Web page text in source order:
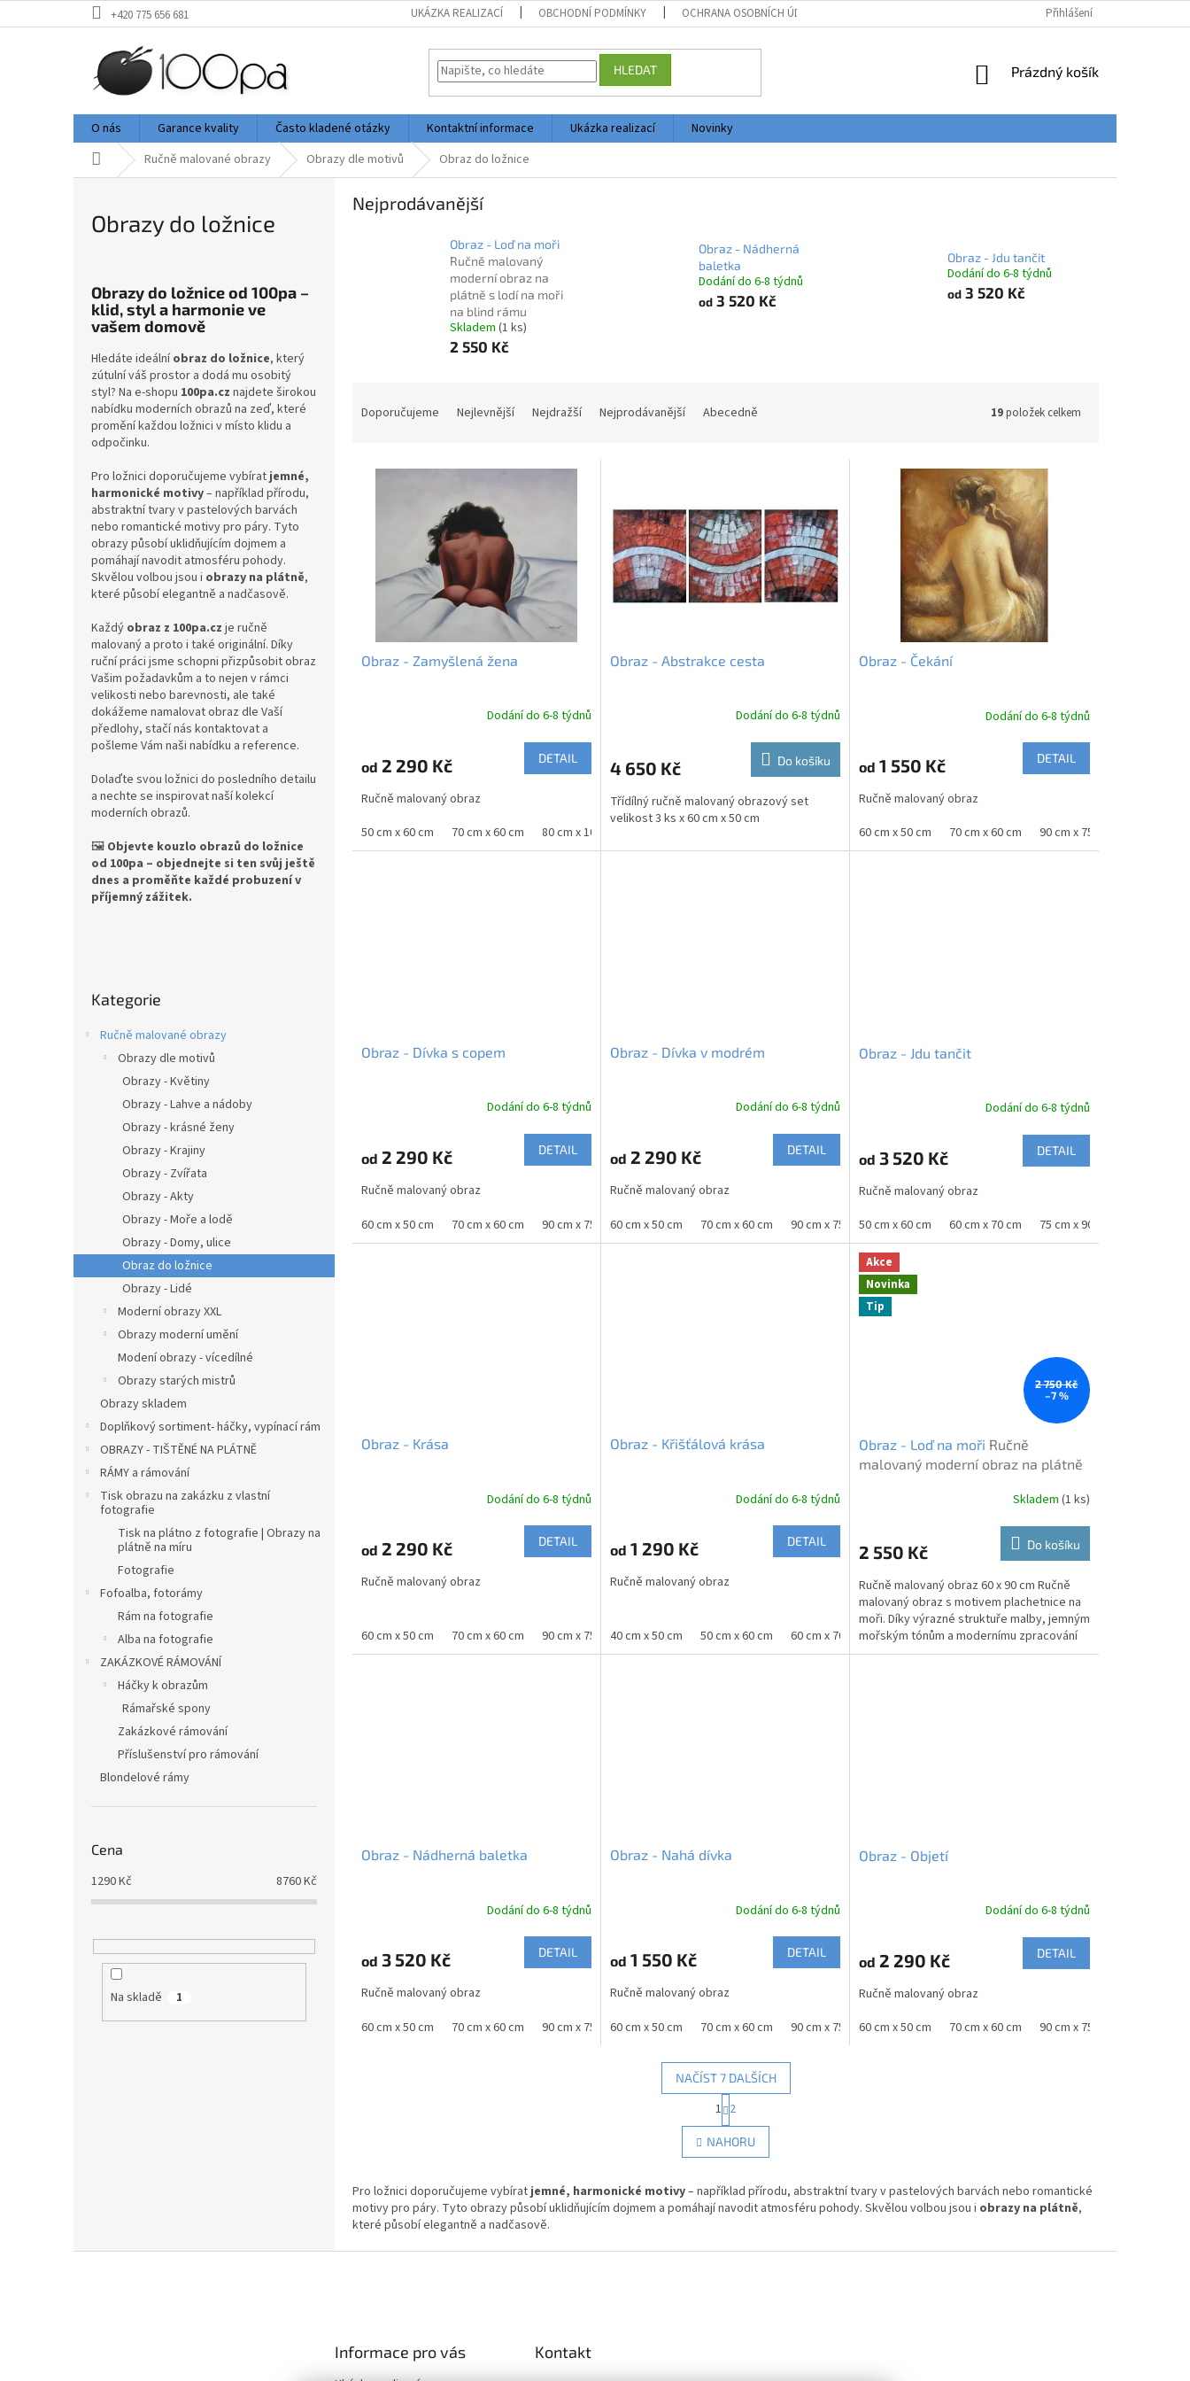
na
+420 775 656 681 UKÁZKA REALIZACÍ OBCHODNÍ PODMÍNKY OCHRANA OSOBNÍCH ÚDAJŮ Přihlášení
HLEDAT
NÁKUPNÍ
Prázdný košík
O nás Garance kvality Často kladené otázky Kontaktní informace Ukázka realizací
Novinky
Domů Ručně malované obrazy Obrazy dle motivů Obraz do ložnice
Obrazy do ložnice
Obrazy do ložnice od 100pa –
klid, styl a harmonie ve
vašem domově
Hledáte ideálníobraz do ložnice, který
zútulní váš prostor a dodá mu osobitý
styl? Na e-shopu 100pa.cz najdete širokou
nabídku moderních obrazů na zeď, které
promění každou ložnici v místo klidu a
odpočinku.
Pro ložnici doporučujeme vybírat jemné,
harmonické motivy– například přírodu,
abstraktní tvary v pastelových barvách
nebo romantické motivy pro páry. Tyto
obrazy působí uklidňujícím dojmem a
pomáhají navodit atmosféru pohody.
Skvělou volbou jsou i obrazy na plátně,
které působí elegantně a nadčasově.
Každý obraz z 100pa.cz je ručně
malovaný a proto i také originální. Díky
ruční práci jsme schopni přizpůsobit obraz
Vašim požadavkům a to nejen v rámci
velikosti nebo barevnosti, ale také
dokážeme namalovat obraz dle Vaší
předlohy, stačí nás kontaktovat a
pošleme Vám naši nabídku a reference.
Dolaďte svou ložnici do posledního detailu
a nechte se inspirovat naší kolekcí
moderních obrazů.
🖼️ Objevte kouzlo obrazů do ložnice
od 100pa – objednejte si ten svůj ještě
dnes a proměňte každé probuzení v
příjemný zážitek.
kategorie
Kategorie
Ručně malované obrazy
Obrazy dle motivů
Obrazy - Květiny
Obrazy - Lahve a nádoby
Obrazy - krásné ženy
Obrazy - Krajiny
Obrazy - Zvířata
Obrazy - Akty
Obrazy - Moře a lodě
Obrazy - Domy, ulice
Obraz do ložnice
Obrazy - Lidé
Moderní obrazy XXL
Obrazy moderní umění
Modení obrazy - vícedílné
Obrazy starých mistrů
Obrazy skladem
Doplňkový sortiment- háčky, vypínací rám
OBRAZY - TIŠTĚNÉ NA PLÁTNĚ
RÁMY a rámování
Tisk obrazu na zakázku z vlastní
fotografie
Tisk na plátno z fotografie | Obrazy na
plátně na míru
Fotografie
Fofoalba, fotorámy
Rám na fotografie
Alba na fotografie
ZAKÁZKOVÉ RÁMOVÁNÍ
Háčky k obrazům
Rámařské spony
Zakázkové rámování
Příslušenství pro rámování
Blondelové rámy
Cena
1290Kč 8760Kč
Na skladě 1
Nejprodávanější
Obraz - Loď na moři
Ručně malovaný
moderní obraz na
plátně s lodí na moři
na blind rámu
Skladem (1 ks)
2 550 Kč
Obraz - Nádherná
baletka
Dodání do 6-8 týdnů
od3 520 Kč
Obraz - Jdu tančit
Dodání do 6-8 týdnů
od3 520 Kč
Doporučujeme Nejlevnější Nejdražší Nejprodávanější Abecedně 19položek celkem
Obraz - Zamyšlená žena
Dodání do 6-8 týdnů
od 2 290 Kč DETAIL
Ručně malovaný obraz
50 cm x 60 cm
70 cm x 60 cm 80 cm x 100 cm
Obraz - Abstrakce cesta
Dodání do 6-8 týdnů
4 650 Kč Do košíku
Třídílný ručně malovaný obrazový set
velikost 3 ks x 60 cm x 50 cm
Obraz - Čekání
Dodání do 6-8 týdnů
od 1 550 Kč DETAIL
Ručně malovaný obraz
60 cm x 50 cm
70 cm x 60 cm 90 cm x 75 cm
Obraz - Dívka s copem
Dodání do 6-8 týdnů
od 2 290 Kč DETAIL
Ručně malovaný obraz
60 cm x 50 cm
70 cm x 60 cm 90 cm x 75 cm 100 cm x 80 cm 120 cm x 100 cm
Obraz - Dívka v modrém
Dodání do 6-8 týdnů
od 2 290 Kč DETAIL
Ručně malovaný obraz
60 cm x 50 cm
70 cm x 60 cm 90 cm x 75 cm 100 cm x 80 cm 120 cm x 100 cm
Obraz - Jdu tančit
Dodání do 6-8 týdnů
od 3 520 Kč DETAIL
Ručně malovaný obraz
50 cm x 60 cm
60 cm x 70 cm 75 cm x 90 cm
Obraz - Krása
Dodání do 6-8 týdnů
od 2 290 Kč DETAIL
Ručně malovaný obraz
60 cm x 50 cm 70 cm x 60 cm 90 cm x 75 cm 100 cm x 80 cm 120 cm x 100 cm
Obraz - Křišťálová krása
Dodání do 6-8 týdnů
od 1 290 Kč DETAIL
Ručně malovaný obraz
40 cm x 50 cm 50 cm x 60 cm 60 cm x 70 cm 75 cm x 90 cm 80 cm x 100 cm 100 cm x 120 cm
Akce
Novinka
Tip
2 750 Kč
–7 %
Obraz - Loď na moři Ručně
malovaný moderní obraz na plátně
Skladem (1 ks)
2 550 Kč Do košíku
Ručně malovaný obraz 60 x 90 cm Ručně
malovaný obraz s motivem plachetnice na
moři. Díky výrazné struktuře malby, jemným
mořským tónům a modernímu zpracování
krásně oživí...
Obraz - Nádherná baletka
Dodání do 6-8 týdnů
od 3 520 Kč DETAIL
Ručně malovaný obraz
60 cm x 50 cm
70 cm x 60 cm 90 cm x 75 cm 100 cm x 80 cm
Obraz - Nahá dívka
Dodání do 6-8 týdnů
od 1 550 Kč DETAIL
Ručně malovaný obraz
60 cm x 50 cm
70 cm x 60 cm 90 cm x 75 cm 100 cm x 80 cm 120 cm x 100 cm
Obraz - Objetí
Dodání do 6-8 týdnů
od 2 290 Kč DETAIL
Ručně malovaný obraz
60 cm x 50 cm
70 cm x 60 cm 90 cm x 75 cm
O
v
l
d
a
c
p
NAČÍST 7 DALŠÍCH
S
t
r
á
n
o
v
í
1 2
NAHORU
Pro ložnici doporučujeme vybírat jemné, harmonické motivy– například přírodu, abstraktní tvary v pastelových barvách nebo romantické
motivy pro páry. Tyto obrazy působí uklidňujícím dojmem a pomáhají navodit atmosféru pohody. Skvělou volbou jsou i obrazy na plátně,
které působí elegantně a nadčasově.
Informace pro vás Kontakt